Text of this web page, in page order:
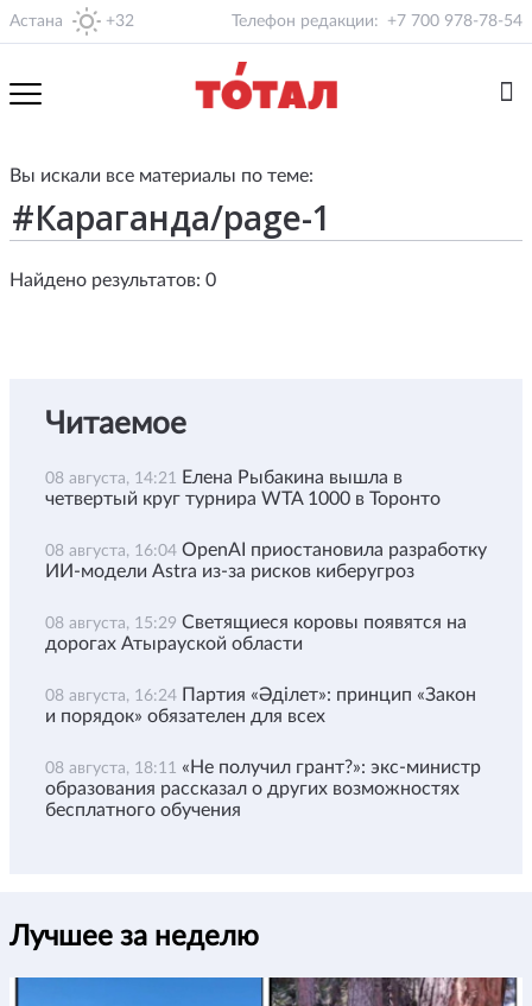
Астана +32 Телефон редакции: +7 700 978-78-54
Вы искали все материалы по теме:
Найдено результатов: 0
Читаемое
08 августа, 14:21 Елена Рыбакина вышла в
четвертый круг турнира WTA 1000 в Торонто
08 августа, 16:04 OpenAI приостановила разработку
ИИ-модели Astra из-за рисков киберугроз
08 августа, 15:29 Светящиеся коровы появятся на
дорогах Атырауской области
08 августа, 16:24 Партия «Әділет»: принцип «Закон
и порядок» обязателен для всех
08 августа, 18:11 «Не получил грант?»: экс-министр
образования рассказал о других возможностях
бесплатного обучения
Лучшее за неделю